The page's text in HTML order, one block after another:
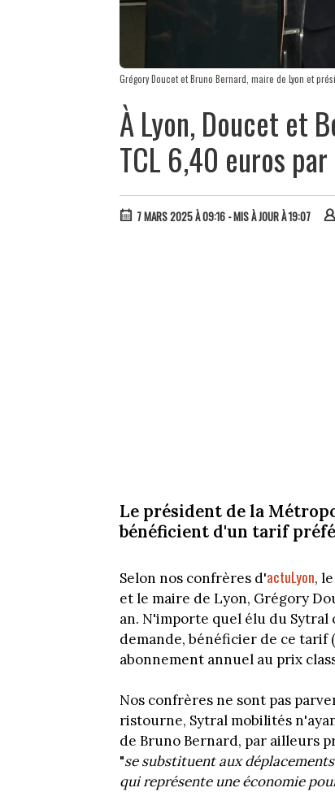
Grégory Doucet et Bruno Bernard, maire de Lyon et
À Lyon, Doucet et
TCL 6,40 euros par
7 MARS 2025 À 09:16 - MIS À JOUR À 19:07
Le président de la
bénéficient d'un tarif
Selon nos confrères d'actuLyon,
et le maire de Lyon, Grégory
an. N'importe quel élu du
demande, bénéficier de ce
abonnement annuel au prix
Nos confrères ne sont pas
ristourne, Sytral mobilités
de Bruno Bernard, par ailleurs
"se substituent aux
qui représente une économie